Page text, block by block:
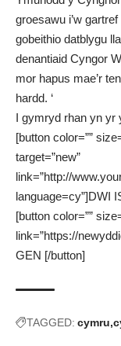
groesawu i’w
gobeithio datblygu
denantiaid Cyngor
mor hapus mae’r
hardd. ‘
I gymryd rhan yn yr
[button color=””
target=”new”
link=”http://
language=cy”]DWI
[button color=””
link=”https://
GEN [/button]
TAGGED: cymru